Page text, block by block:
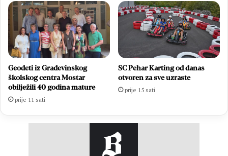
Geodeti iz Građevinskog
školskog centra Mostar
obilježili 40 godina mature
prije 11 sati
SC Pehar Karting od danas
otvoren za sve uzraste
prije 15 sati